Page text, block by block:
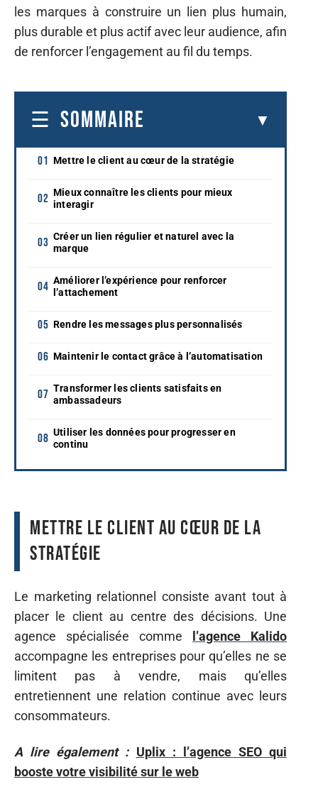
les marques à construire un lien plus humain,
plus durable et plus actif avec leur audience, afin
de renforcer l’engagement au fil du temps.
SOMMAIRE
Mettre le client au cœur de la stratégie
Mieux connaître les clients pour mieux
interagir
Créer un lien régulier et naturel avec la
marque
Améliorer l’expérience pour renforcer
l’attachement
Rendre les messages plus personnalisés
Maintenir le contact grâce à l’automatisation
Transformer les clients satisfaits en
ambassadeurs
Utiliser les données pour progresser en
continu
Mettre le client au cœur de la
stratégie
Le marketing relationnel consiste avant tout à
placer le client au centre des décisions. Une
agence spécialisée comme
l’agence Kalido
accompagne les entreprises pour qu’elles ne se
limitent pas à vendre, mais qu’elles
entretiennent une relation continue avec leurs
consommateurs.
A lire également : Uplix : l’agence SEO qui
booste votre visibilité sur le web